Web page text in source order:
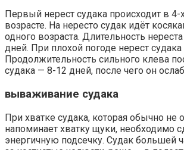
Первый нерест судака происходит в
возрасте. На нересто судак идёт
одного возраста. Длительность
дней. При плохой погоде нерест судака
Продолжительность сильного клева
судака — 8-12 дней, после чего он
вываживание судака
При хватке судака, которая обычно не
напоминает хватку щуки, необходимо
энергичную подсечку. Судак большей